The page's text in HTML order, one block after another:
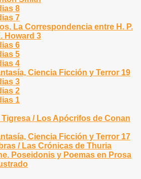
8
7
La Correspondencia entre H. P.
Howard 3
6
5
4
Ciencia Ficción y Terror 19
3
2
1
Tigresa / Los Apócrifos de Conan
Ciencia Ficción y Terror 17
/ Las Crónicas de Thuria
Poseidonis y Poemas en Prosa